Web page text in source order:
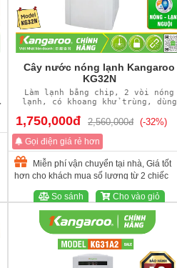
Cây nước nóng lạnh Kangaroo
KG32N
Làm lạnh bằng chip, 2 vòi nóng
lạnh, có khoang khử trùng, dùng
1,750,000đ 2,560,000đ (-32%)
Gọi điện giá rẻ hơn
Miễn phí vận chuyển tại nhà, Giá tốt
hơn cho khách mua số lượng từ 2 chiếc
So sánh Cho vào giỏ